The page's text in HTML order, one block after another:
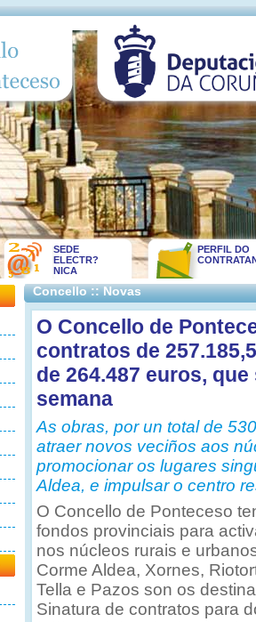
SEDE
ELECTR?
NICA
PERFIL DO
Concello :: Novas
O Concello de
contratos de
de 264.487 euros,
semana
As obras, por un total de
atraer novos veciños aos
promocionar os lugares
Aldea, e impulsar o centro
O Concello de Ponteceso
fondos provinciais para
nos núcleos rurais e
Corme Aldea, Xornes,
Tella e Pazos son os
Sinatura de contratos para